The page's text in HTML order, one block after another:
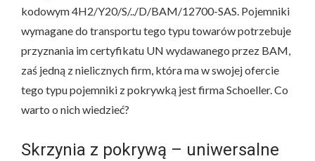
kodowym 4H2/Y20/S/../D/BAM/12700-SAS. Pojemniki
wymagane do transportu tego typu towarów potrzebuje
przyznania im certyfikatu UN wydawanego przez BAM,
zaś jedną z nielicznych firm, która ma w swojej ofercie
tego typu pojemniki z pokrywką jest firma Schoeller. Co
warto o nich wiedzieć?
Skrzynia z pokrywą – uniwersalne